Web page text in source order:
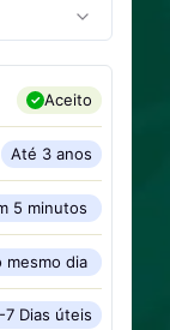
Aceito
Até 3 anos
5 minutos
mesmo dia
7 Dias úteis